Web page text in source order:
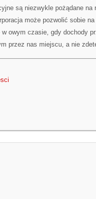
są niezwykle pożądane
może pozwolić sobie
owym czasie, gdy dochody
przez nas miejscu, a nie